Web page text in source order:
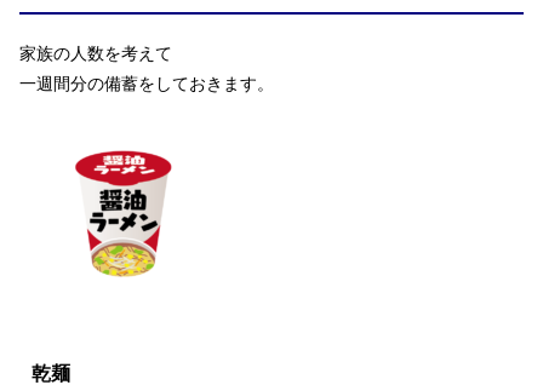
家族の人数を考えて
一週間分の備蓄をしておきます。
乾麺